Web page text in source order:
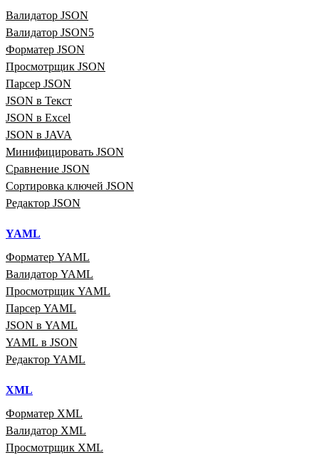
Валидатор JSON
Валидатор JSON5
Форматер JSON
Просмотрщик JSON
Парсер JSON
JSON в Текст
JSON в Excel
JSON в JAVA
Минифицировать JSON
Сравнение JSON
Сортировка ключей JSON
Редактор JSON
YAML
Форматер YAML
Валидатор YAML
Просмотрщик YAML
Парсер YAML
JSON в YAML
YAML в JSON
Редактор YAML
XML
Форматер XML
Валидатор XML
Просмотрщик XML